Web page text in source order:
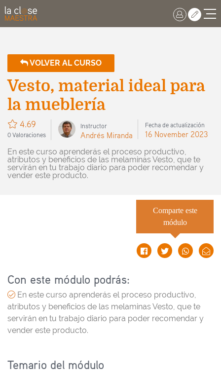
VOLVER AL CURSO
Vesto, material ideal para
la mueblería
4.69
0 Valoraciones
Instructor
Andrés Miranda
Fecha de actualización
16 November 2023
En este curso aprenderás el proceso productivo,
atributos y beneficios de las melaminas Vesto, que te
servirán en tu trabajo diario para poder recomendar y
vender este producto.
Comparte este
módulo
Con este módulo podrás:
En este curso aprenderás el proceso productivo,
atributos y beneficios de las melaminas Vesto, que te
servirán en tu trabajo diario para poder recomendar y
vender este producto.
Temario del módulo